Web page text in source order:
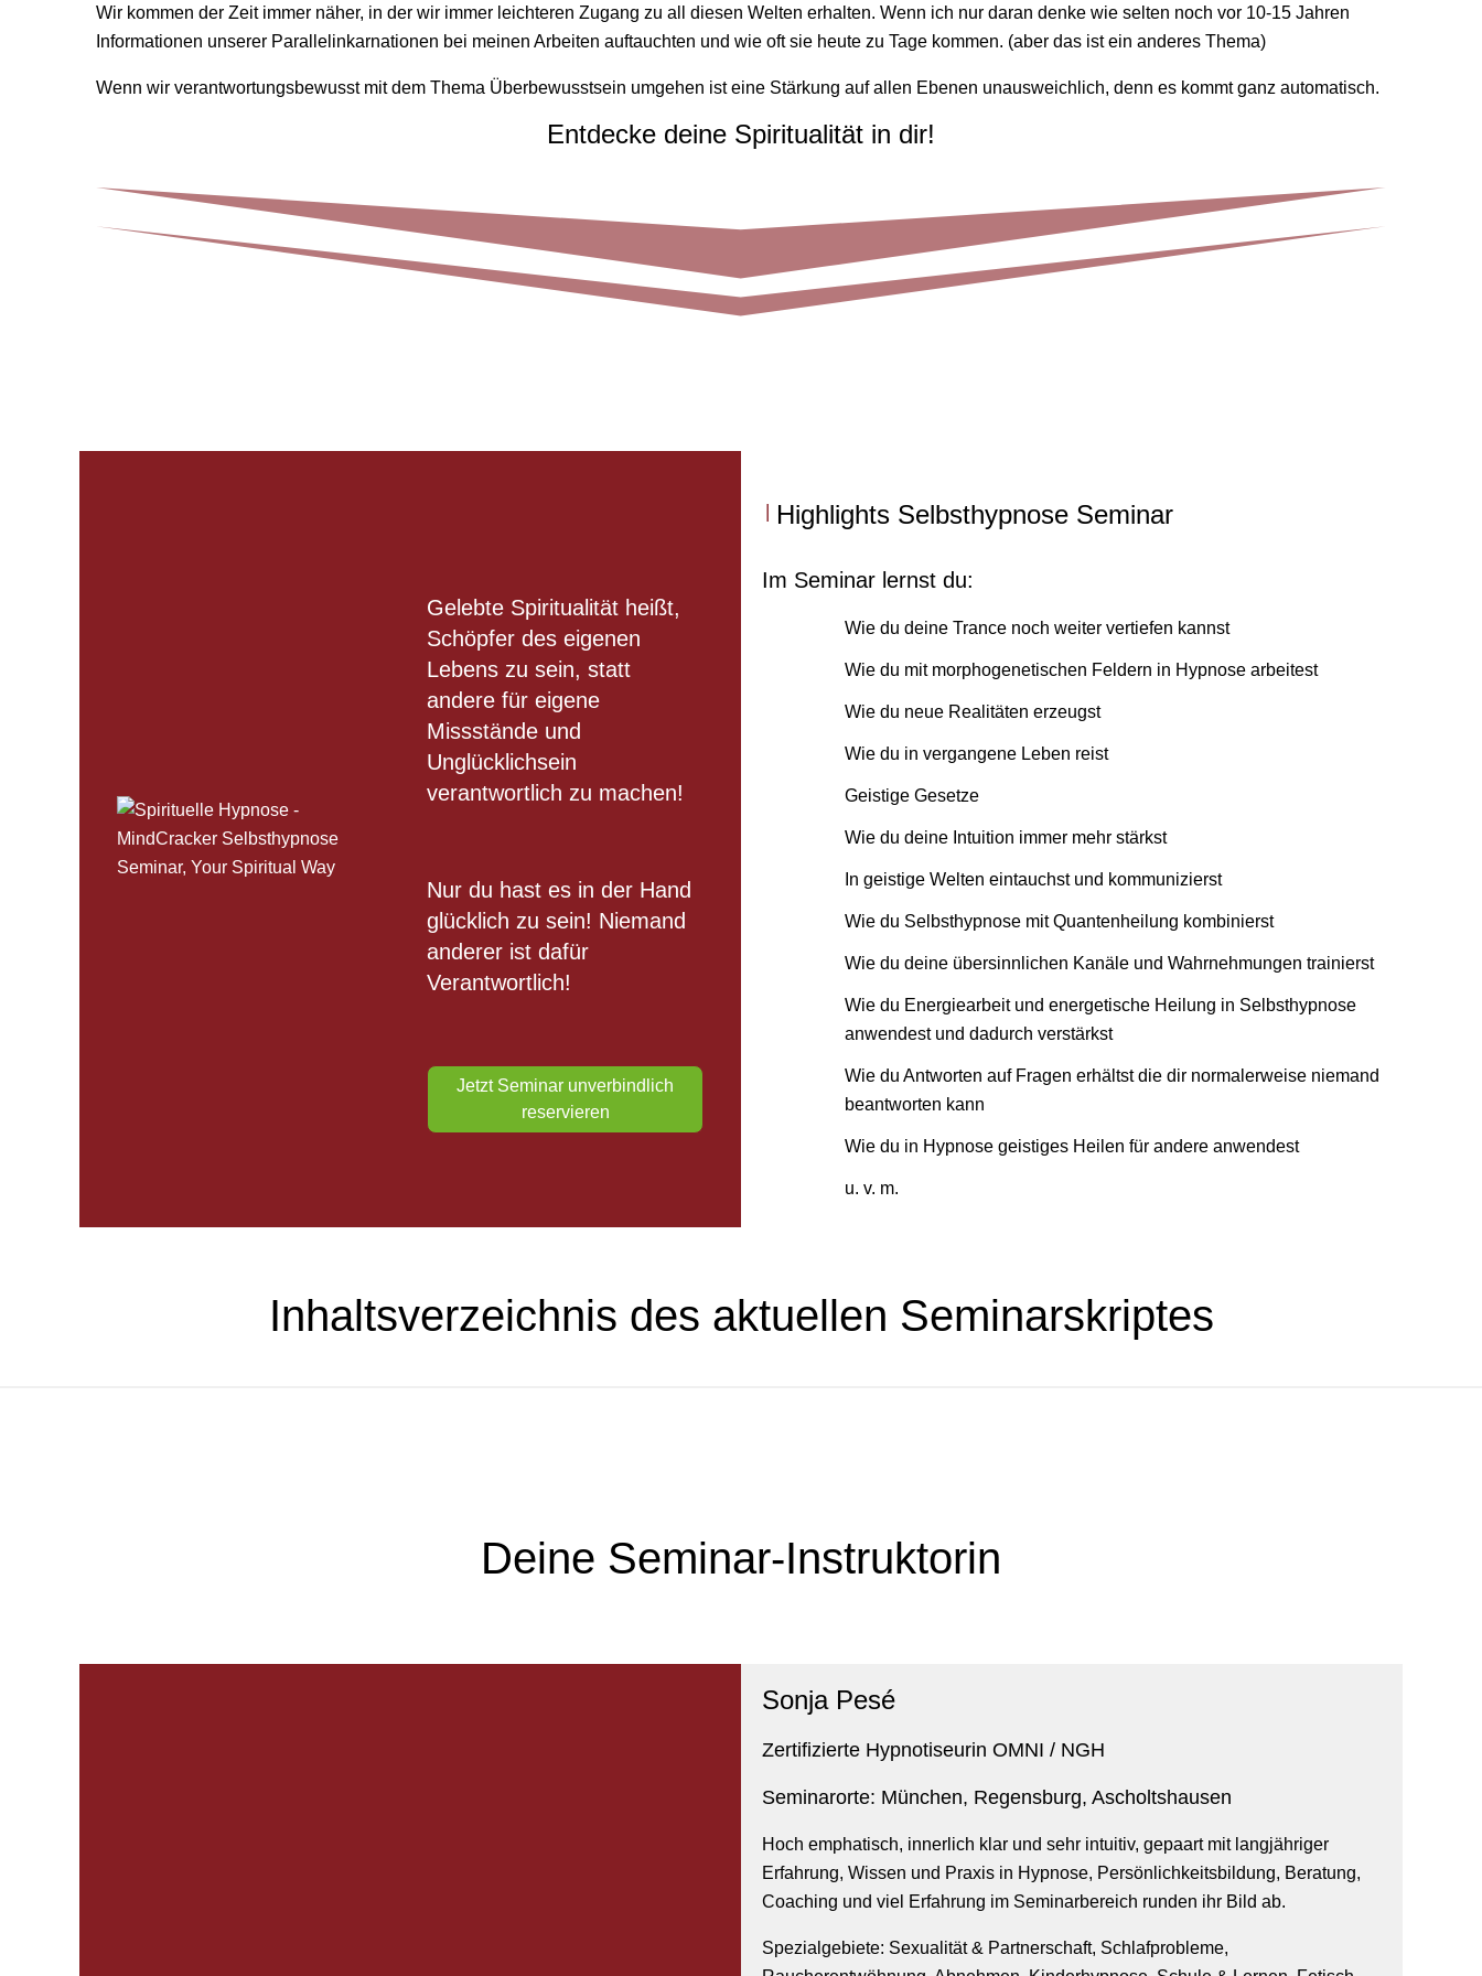
Wir kommen der Zeit immer näher, in der wir immer leichteren Zugang zu all diesen Welten erhalten. Wenn ich nur daran denke wie selten noch vor 10-15 Jahren
Informationen unserer Parallelinkarnationen bei meinen Arbeiten auftauchten und wie oft sie heute zu Tage kommen. (aber das ist ein anderes Thema)
Wenn wir verantwortungsbewusst mit dem Thema Überbewusstsein umgehen ist eine Stärkung auf allen Ebenen unausweichlich, denn es kommt ganz automatisch.
Entdecke deine Spiritualität in dir!
Gelebte Spiritualität heißt,
Schöpfer des eigenen
Lebens zu sein, statt
andere für eigene
Missstände und
Unglücklichsein
verantwortlich zu machen!
Nur du hast es in der Hand
glücklich zu sein! Niemand
anderer ist dafür
Verantwortlich!
Jetzt Seminar unverbindlich
reservieren
Highlights Selbsthypnose Seminar
Im Seminar lernst du:
Wie du deine Trance noch weiter vertiefen kannst
Wie du mit morphogenetischen Feldern in Hypnose arbeitest
Wie du neue Realitäten erzeugst
Wie du in vergangene Leben reist
Geistige Gesetze
Wie du deine Intuition immer mehr stärkst
In geistige Welten eintauchst und kommunizierst
Wie du Selbsthypnose mit Quantenheilung kombinierst
Wie du deine übersinnlichen Kanäle und Wahrnehmungen trainierst
Wie du Energiearbeit und energetische Heilung in Selbsthypnose
anwendest und dadurch verstärkst
Wie du Antworten auf Fragen erhältst die dir normalerweise niemand
beantworten kann
Wie du in Hypnose geistiges Heilen für andere anwendest
u. v. m.
Inhaltsverzeichnis des aktuellen Seminarskriptes
Deine Seminar-Instruktorin
Sonja Pesé
Zertifizierte Hypnotiseurin OMNI / NGH
Seminarorte: München, Regensburg, Ascholtshausen
Hoch emphatisch, innerlich klar und sehr intuitiv, gepaart mit langjähriger
Erfahrung, Wissen und Praxis in Hypnose, Persönlichkeitsbildung, Beratung,
Coaching und viel Erfahrung im Seminarbereich runden ihr Bild ab.
Spezialgebiete: Sexualität & Partnerschaft, Schlafprobleme,